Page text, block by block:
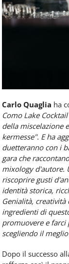
Carlo Quaglia ha
Como Lake
della miscelazione
kermesse". E ha
duetteranno con i
gara che
mixology d'autore.
riscoprire gusti
identità storica,
Genialità,
ingredienti di
promuovere e farci
scegliendo il
Dopo il successo